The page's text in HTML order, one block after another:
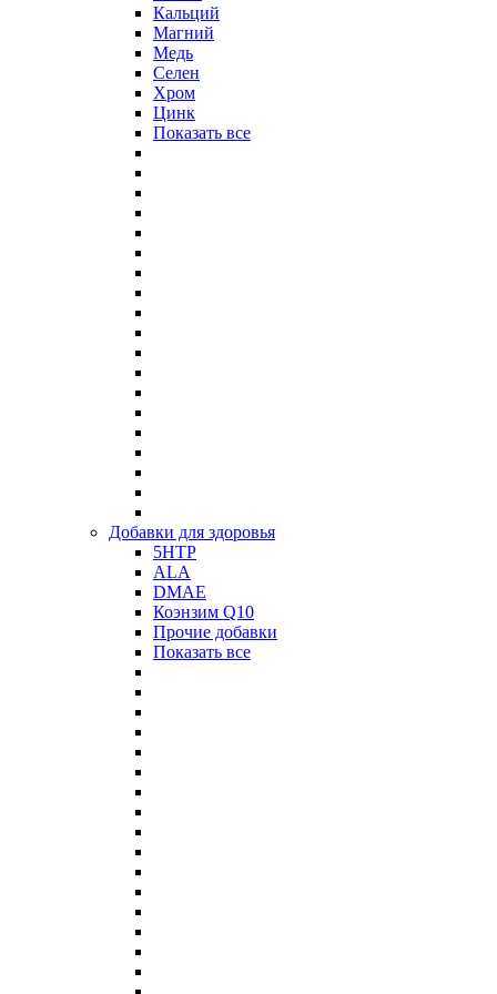
Кальций
Магний
Медь
Селен
Хром
Цинк
Показать все
Добавки для здоровья
5HTP
ALA
DMAE
Коэнзим Q10
Прочие добавки
Показать все